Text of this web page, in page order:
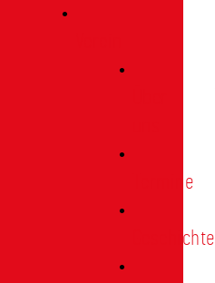
Termine
Geschichte